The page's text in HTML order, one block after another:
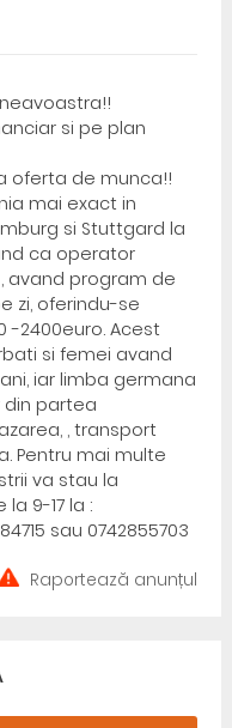
si pe plan
oferta de munca!!
mai exact in
si Stuttgard la
ca operator
avand program de
zi, oferindu-se
-2400euro. Acest
si femei avand
iar limba germana
din partea
, transport
Pentru mai multe
va stau la
9-17 la :
sau 0742855703
Raportează anunțul